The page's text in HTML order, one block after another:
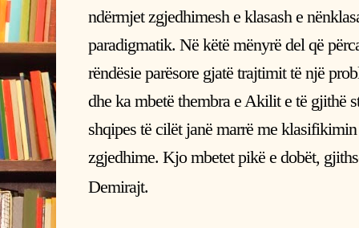
ndërmjet zgjedhimesh e klasash e
paradigmatik. Në këtë mënyrë del që
rëndësie parësore gjatë trajtimit të një
dhe ka mbetë thembra e Akilit e të gjithë
shqipes të cilët janë marrë me
zgjedhime. Kjo mbetet pikë e dobët,
Demirajt.